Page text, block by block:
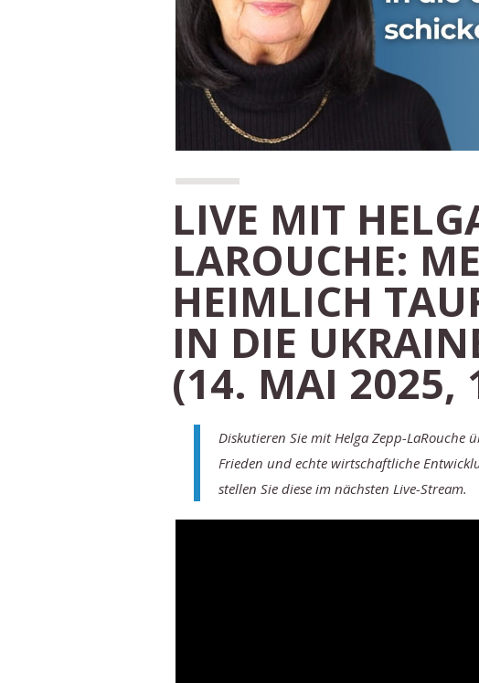
LIVE MIT
LAROUCHE:
HEIMLICH
IN DIE
(14. MAI 2025,
Diskutieren Sie mit Helga Zepp-LaRouche
Frieden und echte wirtschaftliche
stellen Sie diese im nächsten Live-Stream.